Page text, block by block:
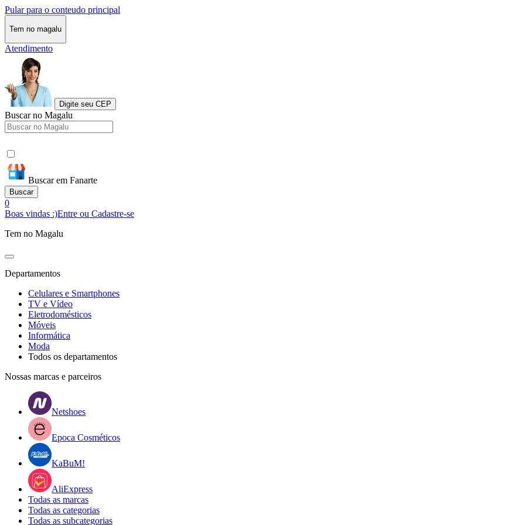
Pular para o conteudo principal
Tem no magalu
Atendimento
Digite seu CEP
Buscar no Magalu
Buscar em Fanarte
Buscar
0
Boas vindas :)Entre ou Cadastre-se
Tem no Magalu
Departamentos
Celulares e Smartphones
TV e Vídeo
Eletrodomésticos
Móveis
Informática
Moda
Todos os departamentos
Nossas marcas e parceiros
Netshoes
Epoca Cosméticos
KaBuM!
AliExpress
Todas as marcas
Todas as categorias
Todas as subcategorias